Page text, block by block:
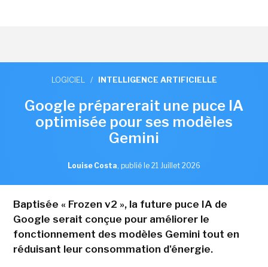
LOGICIEL / INTELLIGENCE ARTIFICIELLE
Google préparerait une puce IA
optimisée pour ses modèles
Gemini
Louise Costa, publié le 21 Juillet 2026
Baptisée « Frozen v2 », la future puce IA de
Google serait conçue pour améliorer le
fonctionnement des modèles Gemini tout en
réduisant leur consommation d'énergie.